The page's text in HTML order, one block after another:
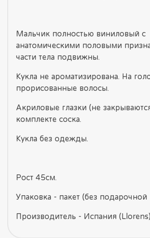
Мальчик полностью виниловый с
анатомическими половыми
части тела подвижны.
Кукла не ароматизирована. На
прорисованные волосы.
Акриловые глазки (не
комплекте соска.
Кукла без одежды.
Рост 45см.
Упаковка - пакет (без подарочной
Производитель - Испания